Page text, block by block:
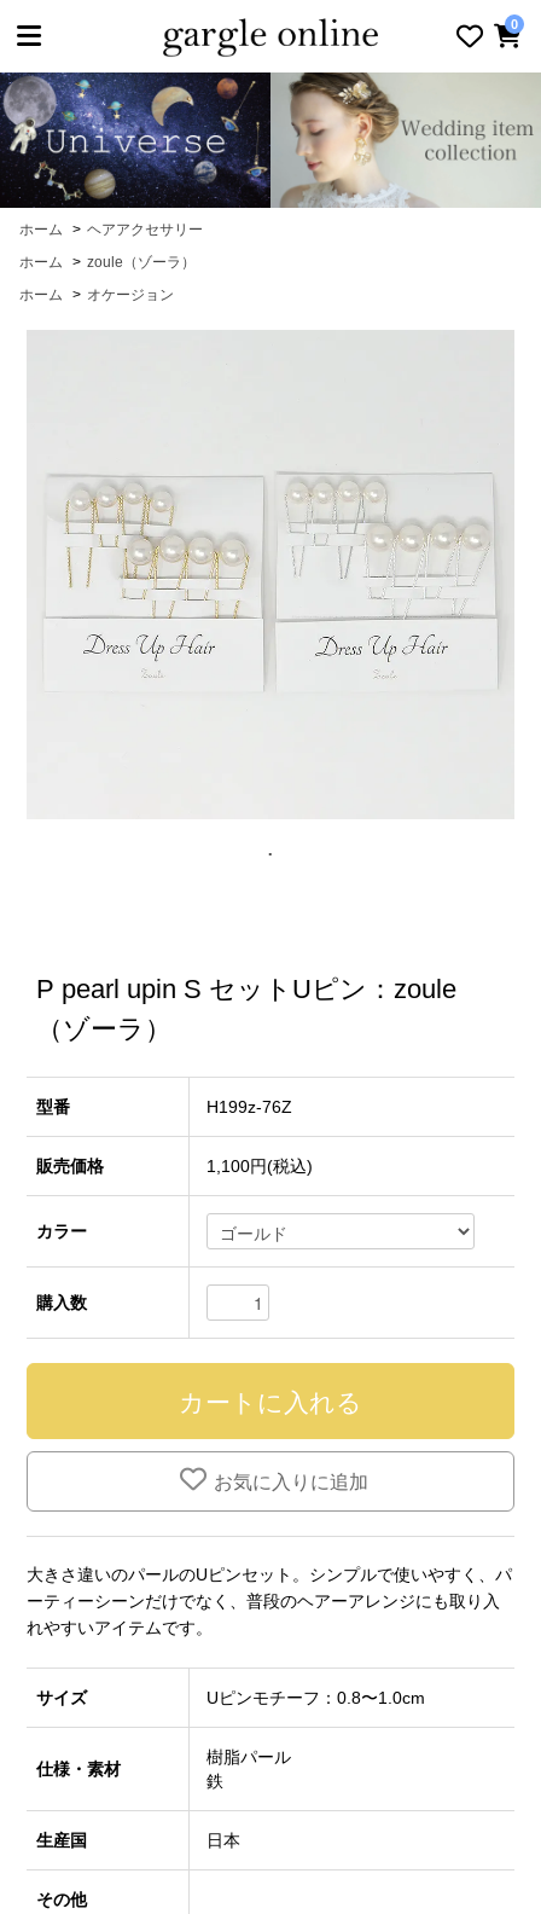
0
ホーム > ヘアアクセサリー
ホーム
> zoule（ゾーラ）
ホーム
> オケージョン
P pearl upin S セットUピン：zoule
（ゾーラ）
型番 H199z-76Z
販売価格 1,100円(税込)
カラー
購入数
お気に入りに追加
大きさ違いのパールのUピンセット。シンプルで使いやすく、パ
ーティーシーンだけでなく、普段のヘアーアレンジにも取り入
れやすいアイテムです。
サイズ Uピンモチーフ：0.8〜1.0cm
仕様・素材
樹脂パール
鉄
生産国 日本
その他